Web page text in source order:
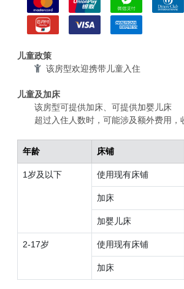
儿童政策
该房型欢迎携带儿童入住
儿童及加床
该房型可提供加床、可提供加婴儿床
超过入住人数时，可能涉及额外费用，
年龄 床铺
1岁及以下 使用现有床铺
加床
加婴儿床
2-17岁 使用现有床铺
加床